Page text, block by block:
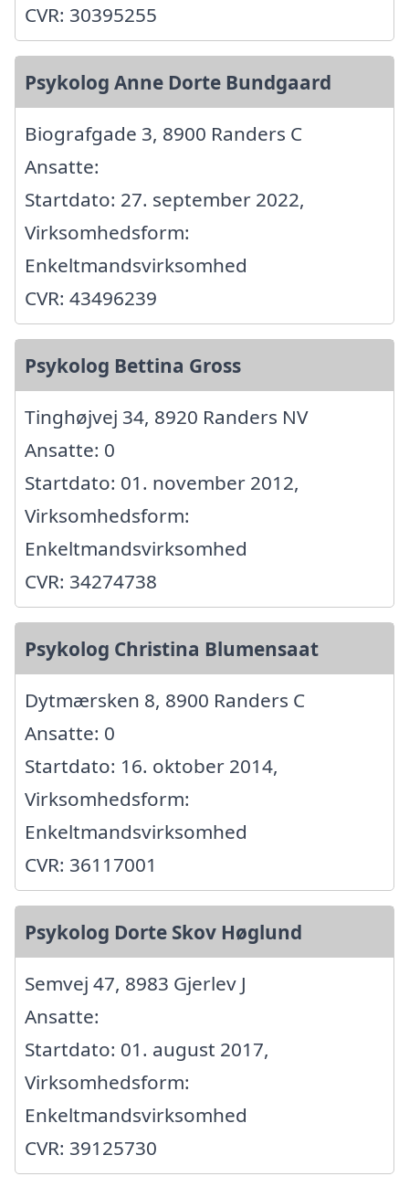
CVR: 30395255
Psykolog Anne Dorte Bundgaard
Biografgade 3, 8900 Randers C
Ansatte:
Startdato: 27. september 2022,
Virksomhedsform:
Enkeltmandsvirksomhed
CVR: 43496239
Psykolog Bettina Gross
Tinghøjvej 34, 8920 Randers NV
Ansatte: 0
Startdato: 01. november 2012,
Virksomhedsform:
Enkeltmandsvirksomhed
CVR: 34274738
Psykolog Christina Blumensaat
Dytmærsken 8, 8900 Randers C
Ansatte: 0
Startdato: 16. oktober 2014,
Virksomhedsform:
Enkeltmandsvirksomhed
CVR: 36117001
Psykolog Dorte Skov Høglund
Semvej 47, 8983 Gjerlev J
Ansatte:
Startdato: 01. august 2017,
Virksomhedsform:
Enkeltmandsvirksomhed
CVR: 39125730